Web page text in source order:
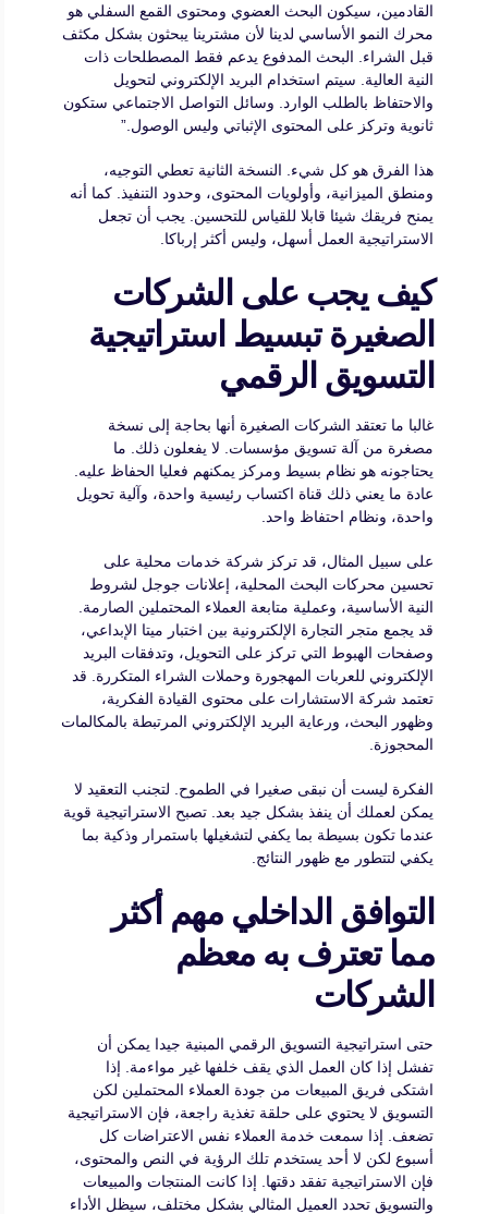
القادمين، سيكون البحث العضوي ومحتوى القمع السفلي هو
محرك النمو الأساسي لدينا لأن مشترينا يبحثون بشكل مكثف
قبل الشراء. البحث المدفوع يدعم فقط المصطلحات ذات
النية العالية. سيتم استخدام البريد الإلكتروني لتحويل
والاحتفاظ بالطلب الوارد. وسائل التواصل الاجتماعي ستكون
ثانوية وتركز على المحتوى الإثباتي وليس الوصول.”
هذا الفرق هو كل شيء. النسخة الثانية تعطي التوجيه،
ومنطق الميزانية، وأولويات المحتوى، وحدود التنفيذ. كما أنه
يمنح فريقك شيئا قابلا للقياس للتحسين. يجب أن تجعل
الاستراتيجية العمل أسهل، وليس أكثر إرباكا.
كيف يجب على الشركات
الصغيرة تبسيط استراتيجية
التسويق الرقمي
غالبا ما تعتقد الشركات الصغيرة أنها بحاجة إلى نسخة
مصغرة من آلة تسويق مؤسسات. لا يفعلون ذلك. ما
يحتاجونه هو نظام بسيط ومركز يمكنهم فعليا الحفاظ عليه.
عادة ما يعني ذلك قناة اكتساب رئيسية واحدة، وآلية تحويل
واحدة، ونظام احتفاظ واحد.
على سبيل المثال، قد تركز شركة خدمات محلية على
تحسين محركات البحث المحلية، إعلانات جوجل لشروط
النية الأساسية، وعملية متابعة العملاء المحتملين الصارمة.
قد يجمع متجر التجارة الإلكترونية بين اختبار ميتا الإبداعي،
وصفحات الهبوط التي تركز على التحويل، وتدفقات البريد
الإلكتروني للعربات المهجورة وحملات الشراء المتكررة. قد
تعتمد شركة الاستشارات على محتوى القيادة الفكرية،
وظهور البحث، ورعاية البريد الإلكتروني المرتبطة بالمكالمات
المحجوزة.
الفكرة ليست أن نبقى صغيرا في الطموح. لتجنب التعقيد لا
يمكن لعملك أن ينفذ بشكل جيد بعد. تصبح الاستراتيجية قوية
عندما تكون بسيطة بما يكفي لتشغيلها باستمرار وذكية بما
يكفي لتتطور مع ظهور النتائج.
التوافق الداخلي مهم أكثر
مما تعترف به معظم
الشركات
حتى استراتيجية التسويق الرقمي المبنية جيدا يمكن أن
تفشل إذا كان العمل الذي يقف خلفها غير مواءمة. إذا
اشتكى فريق المبيعات من جودة العملاء المحتملين لكن
التسويق لا يحتوي على حلقة تغذية راجعة، فإن الاستراتيجية
تضعف. إذا سمعت خدمة العملاء نفس الاعتراضات كل
أسبوع لكن لا أحد يستخدم تلك الرؤية في النص والمحتوى،
فإن الاستراتيجية تفقد دقتها. إذا كانت المنتجات والمبيعات
والتسويق تحدد العميل المثالي بشكل مختلف، سيظل الأداء